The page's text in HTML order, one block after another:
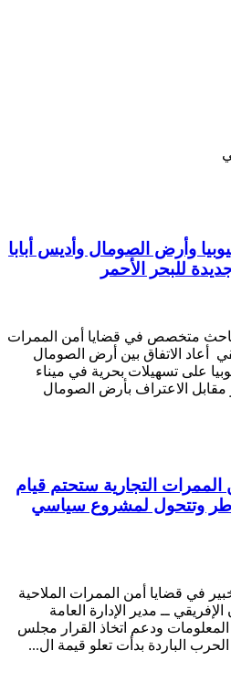
وأرض الصومال وأديس أبابا
للبحر الأحمر
متخصص في قضايا أمن الممرات
أعاد الاتفاق بين أرض الصومال
على تسهيلات بحرية في ميناء
مقابل الاعتراف بأرض الصومال
الممرات التجارية ستحتم قيام
وتتحول لمشروع سياسي
في قضايا أمن الممرات الملاحية
ــ مدير الإدارة العامة
المعلومات ودعم اتخاذ القرار مجلس
الباردة بدأت تعلو قيمة ال...